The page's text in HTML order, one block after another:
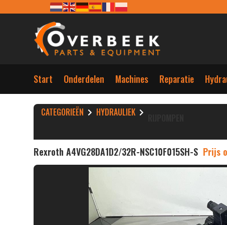
Start Onderdelen Machines Reparatie
CATEGORIEËN HYDRAULIEK
Rexroth A4VG28DA1D2/32R-NSC10F015SH-S Prijs